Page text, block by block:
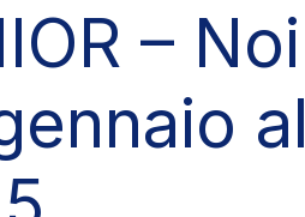
– Noi
al